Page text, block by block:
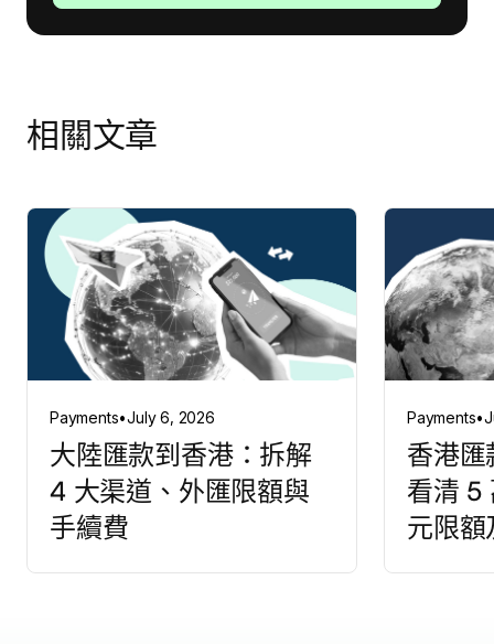
相關文章
Payments•July 6, 2026
大陸匯款到香港：拆解
4 大渠道、外匯限額與
手續費
Payments•
香港匯
看清 5
元限額